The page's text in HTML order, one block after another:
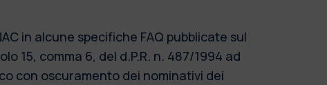
in alcune specifiche FAQ pubblicate sul
15, comma 6, del d.P.R. n. 487/1994 ad
con oscuramento dei nominativi dei